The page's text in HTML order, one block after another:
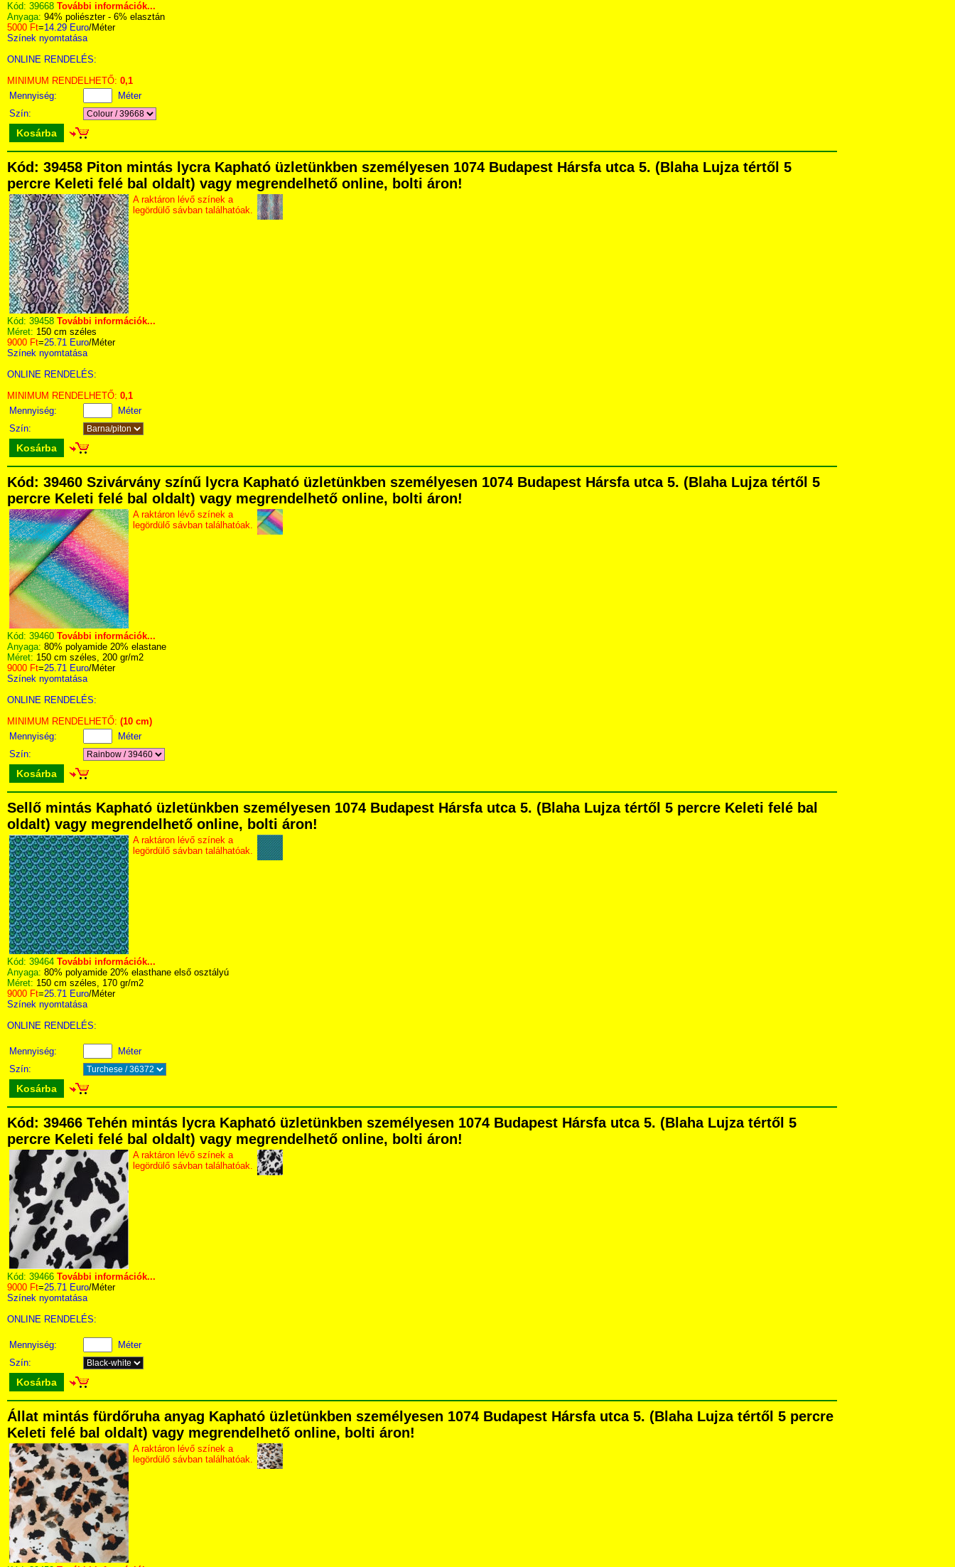
Kód: 39668 További információk...
Anyaga: 94% poliészter - 6% elasztán
5000 Ft=14.29 Euro/Méter
Színek nyomtatása
ONLINE RENDELÉS:
MINIMUM RENDELHETŐ: 0,1
Mennyiség:
Méter
Szín:
Kosárba
Kód: 39458 Piton mintás lycra Kapható üzletünkben személyesen 1074 Budapest Hársfa utca 5. (Blaha Lujza tértől 5
percre Keleti felé bal oldalt) vagy megrendelhető online, bolti áron!
A raktáron lévő színek a
legördülő sávban találhatóak.
Kód: 39458 További információk...
Méret: 150 cm széles
9000 Ft=25.71 Euro/Méter
Színek nyomtatása
ONLINE RENDELÉS:
MINIMUM RENDELHETŐ: 0,1
Mennyiség:
Méter
Szín:
Kosárba
Kód: 39460 Szivárvány színű lycra Kapható üzletünkben személyesen 1074 Budapest Hársfa utca 5. (Blaha Lujza tértől 5
percre Keleti felé bal oldalt) vagy megrendelhető online, bolti áron!
A raktáron lévő színek a
legördülő sávban találhatóak.
Kód: 39460 További információk...
Anyaga: 80% polyamide 20% elastane
Méret: 150 cm széles, 200 gr/m2
9000 Ft=25.71 Euro/Méter
Színek nyomtatása
ONLINE RENDELÉS:
MINIMUM RENDELHETŐ: (10 cm)
Mennyiség:
Méter
Szín:
Kosárba
Sellő mintás Kapható üzletünkben személyesen 1074 Budapest Hársfa utca 5. (Blaha Lujza tértől 5 percre Keleti felé bal
oldalt) vagy megrendelhető online, bolti áron!
A raktáron lévő színek a
legördülő sávban találhatóak.
Kód: 39464 További információk...
Anyaga: 80% polyamide 20% elasthane első osztályú
Méret: 150 cm széles, 170 gr/m2
9000 Ft=25.71 Euro/Méter
Színek nyomtatása
ONLINE RENDELÉS:
Mennyiség:
Méter
Szín:
Kosárba
Kód: 39466 Tehén mintás lycra Kapható üzletünkben személyesen 1074 Budapest Hársfa utca 5. (Blaha Lujza tértől 5
percre Keleti felé bal oldalt) vagy megrendelhető online, bolti áron!
A raktáron lévő színek a
legördülő sávban találhatóak.
Kód: 39466 További információk...
9000 Ft=25.71 Euro/Méter
Színek nyomtatása
ONLINE RENDELÉS:
Mennyiség:
Méter
Szín:
Kosárba
Állat mintás fürdőruha anyag Kapható üzletünkben személyesen 1074 Budapest Hársfa utca 5. (Blaha Lujza tértől 5 percre
Keleti felé bal oldalt) vagy megrendelhető online, bolti áron!
A raktáron lévő színek a
legördülő sávban találhatóak.